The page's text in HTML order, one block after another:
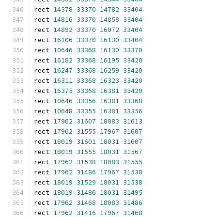
rect 14378 33370 14782 33404
rect 14816 33370 14858 33404
rect 14892 33370 16072 33404
rect 16106 33370 16130 33404
rect 10646 33368 16130 33370
rect 16182 33368 16195 33420
rect 16247 33368 16259 33420
rect 16311 33368 16323 33420
rect 16375 33368 16381 33420
rect 10646 33356 16381 33368
rect 10648 33355 16381 33356
rect 17962 31607 18083 31613
rect 17962 31555 17967 31607
rect 18019 31601 18031 31607
rect 18019 31555 18031 31567
rect 17962 31538 18083 31555
rect 17962 31486 17967 31538
rect 18019 31529 18031 31538
rect 18019 31486 18031 31495
rect 17962 31468 18083 31486
rect 17962 31416 17967 31468